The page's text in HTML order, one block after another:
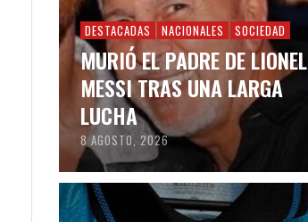
DESTACADAS NACIONALES SOCIEDAD
MURIÓ EL PADRE DE LIONEL
MESSI TRAS UNA LARGA
LUCHA
8 AGOSTO, 2026